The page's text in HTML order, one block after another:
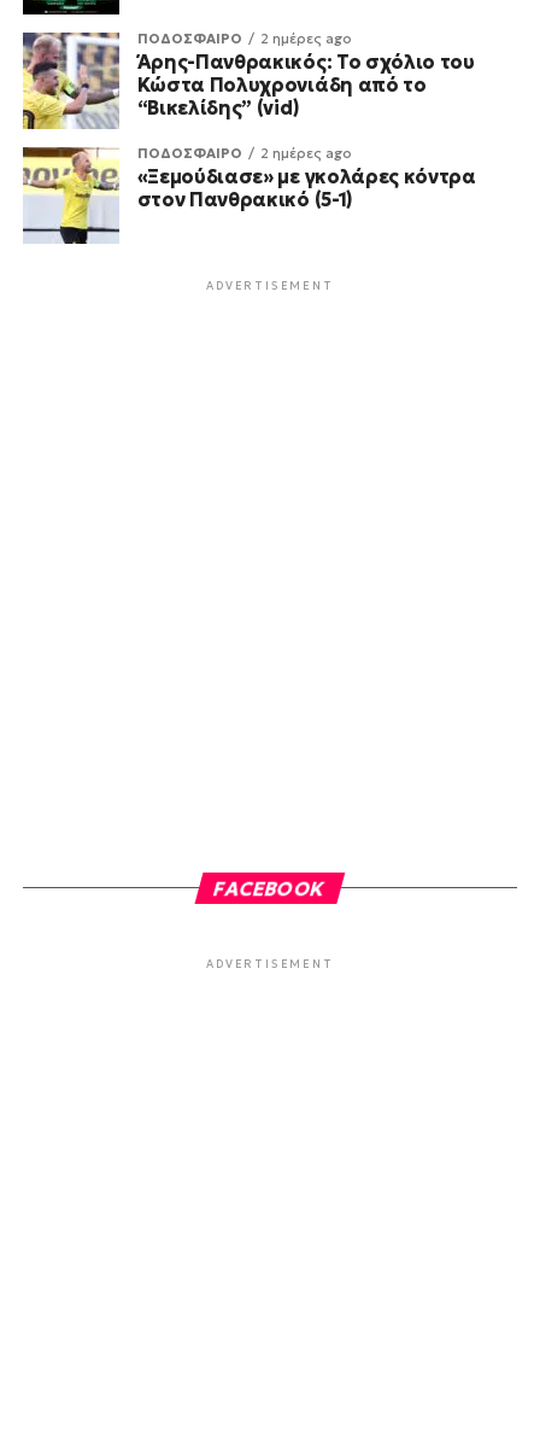
ΠΟΔΟΣΦΑΙΡΟ 2 ημέρες ago
Άρης-Πανθρακικός: Το σχόλιο του
Κώστα Πολυχρονιάδη από το
“Βικελίδης” (vid)
ΠΟΔΟΣΦΑΙΡΟ 2 ημέρες ago
«Ξεμούδιασε» με γκολάρες κόντρα
στον Πανθρακικό (5-1)
ADVERTISEMENT
FACEBOOK
ADVERTISEMENT